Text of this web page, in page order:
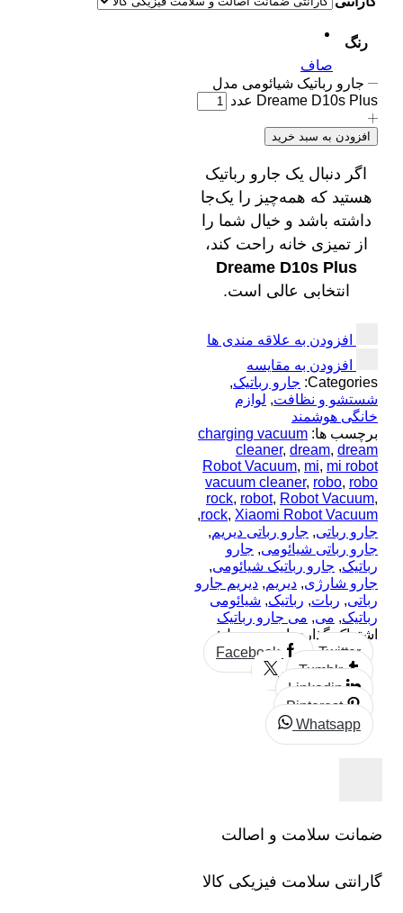
رنگ
صاف
جارو رباتیک شیائومی مدل
Dreame D10s Plus عدد
افزودن به سبد خرید
اگر دنبال یک جارو رباتیک
هستید که همه‌چیز را یک‌جا
داشته باشد و خیال شما را
از تمیزی خانه راحت کند،
Dreame D10s Plus
انتخابی عالی است.
افزودن به علاقه مندی ها
افزودن به مقایسه
Categories: جارو رباتیک,
شستشو و نظافت, لوازم
خانگی هوشمند
برچسب ها: charging vacuum
cleaner, dream, dream
Robot Vacuum, mi, mi robot
vacuum cleaner, robo, robo
rock, robot, Robot Vacuum,
rock, Xiaomi Robot Vacuum
,
جارو رباتی, جارو رباتی دیریم,
جارو رباتی شیائومی, جارو
رباتیک, جارو رباتیک شیائومی,
جارو شارژی, دیریم, دیریم جارو
رباتی, ربات, رباتیک, شیائومی
رباتیک, می, می جارو رباتیک
اشتراک گذاری این محصول:
Facebook
Twitter
Tumblr
Linkedin
Pinterest
Whatsapp
ضمانت سلامت و اصالت
گارانتی سلامت فیزیکی کالا